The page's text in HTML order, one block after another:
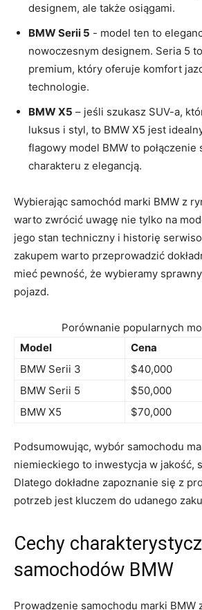
designem, ale także osiągami.
BMW Serii 5 ​- model ten to
nowoczesnym designem. Seria 5
premium, który oferuje komfort
technologie.
BMW X5 – jeśli​ szukasz SUV-a,
luksus i styl, to BMW X5 jest
flagowy model BMW to
charakteru z elegancją.
Wybierając samochód marki BMW z
warto​ zwrócić uwagę nie tylko na
jego stan ⁢techniczny i historię
zakupem warto przeprowadzić
mieć pewność, że wybieramy
pojazd.
Porównanie popularnych
Model
Cena
BMW Serii 3
$40,000
BMW Serii 5
$50,000
BMW X5
$70,000
Podsumowując, wybór samochodu
niemieckiego to inwestycja w jakość,
Dlatego dokładne​ zapoznanie się z
potrzeb jest kluczem do udanego
Cechy
samochodów BMW
Prowadzenie samochodu marki BMW